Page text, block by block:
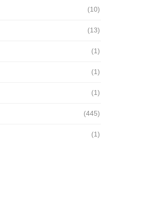
(10)
(13)
(1)
(1)
(1)
(445)
(1)